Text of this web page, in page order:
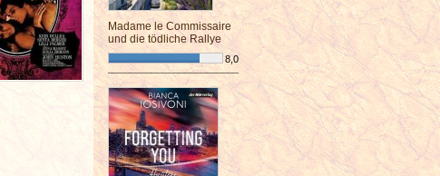
Madame le Commissaire
und die tödliche Rallye
8,0
¯¯¯¯¯¯¯¯¯¯¯¯¯¯¯¯¯¯¯¯¯¯¯¯